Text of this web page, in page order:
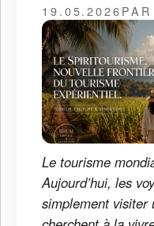
19.05.2026
Le tourisme
Aujourd’hui, les
simplement visiter